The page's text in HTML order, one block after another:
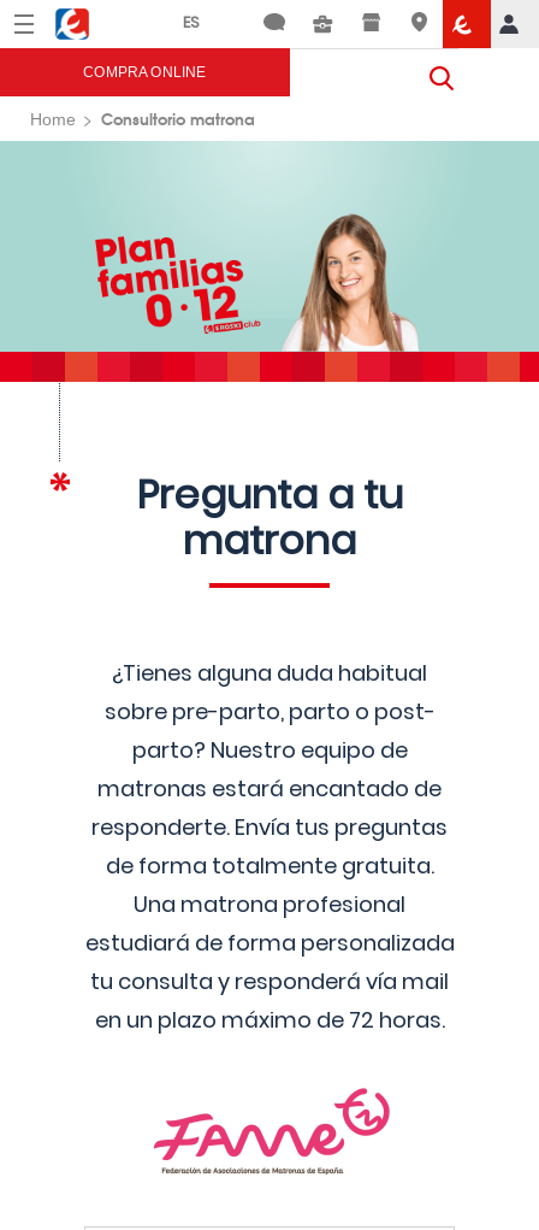
Menú Eroski
COMPRA ONLINE
Home Consultorio matrona
Pregunta a tu
matrona
¿Tienes alguna duda habitual
sobre pre-parto, parto o post-
parto? Nuestro equipo de
matronas estará encantado de
responderte. Envía tus preguntas
de forma totalmente gratuita.
Una matrona profesional
estudiará de forma personalizada
tu consulta y responderá vía mail
en un plazo máximo de 72 horas.